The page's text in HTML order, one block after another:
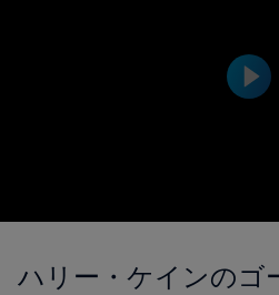
ハリー・ケインのゴ